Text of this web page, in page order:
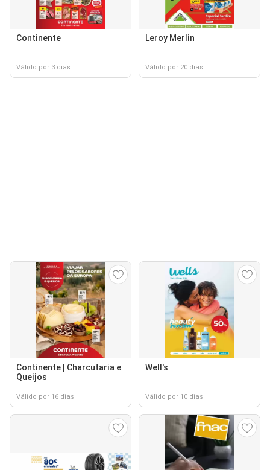
Continente
Válido por 3 dias
Leroy Merlin
Válido por 20 dias
Continente | Charcutaria e
Queijos
Válido por 16 dias
Well's
Válido por 10 dias